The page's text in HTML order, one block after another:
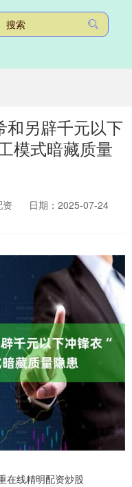
和另辟千元以下
模式暗藏质量
日期：2025-07-24
在线精明配资炒股